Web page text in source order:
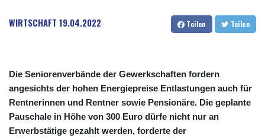
CUC 1.152259
CUP 30.534865
DKK 7.474936
DOP 67.163917
DZD 153.33232
EGP 57.257824
ERN 17.283886
WIRTSCHAFT 19.04.2022 Teilen Teilen
Die Seniorenverbände der Gewerkschaften fordern
angesichts der hohen Energiepreise Entlastungen auch für
Rentnerinnen und Rentner sowie Pensionäre. Die geplante
Pauschale in Höhe von 300 Euro dürfe nicht nur an
Erwerbstätige gezahlt werden, forderte der